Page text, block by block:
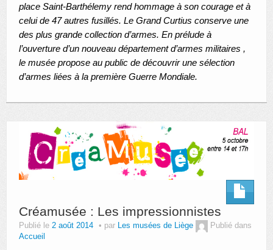
place Saint-Barthélemy rend hommage à son courage et à
celui de 47 autres fusillés. Le Grand Curtius conserve une
des plus grande collection d’armes. En prélude à
l’ouverture d’un nouveau département d’armes militaires ,
le musée propose au public de découvrir une sélection
d’armes liées à la première Guerre Mondiale.
Créamusée : Les impressionnistes
Publié le 2 août 2014 par Les musées de Liège
Publié dans
Accueil